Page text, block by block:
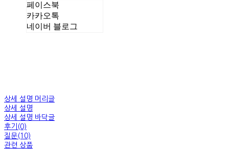
페이스북
카카오톡
네이버 블로그
상세 설명 머리글
상세 설명
상세 설명 바닥글
후기(0)
질문(10)
관련 상품